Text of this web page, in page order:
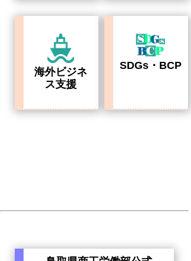
海外ビジネ
ス支援
SDGs・BCP